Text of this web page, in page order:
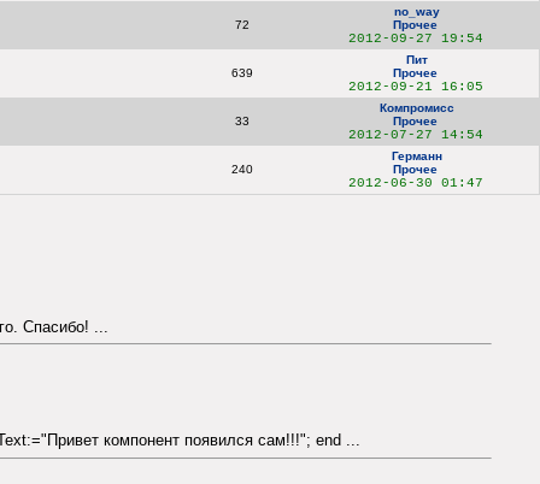
72
no_way
Прочее
2012-09-27 19:54
639
Пит
Прочее
2012-09-21 16:05
33
Компромисс
Прочее
2012-07-27 14:54
240
Германн
Прочее
2012-06-30 01:47
Спасибо! ...
компонент появился сам!!!"; end ...